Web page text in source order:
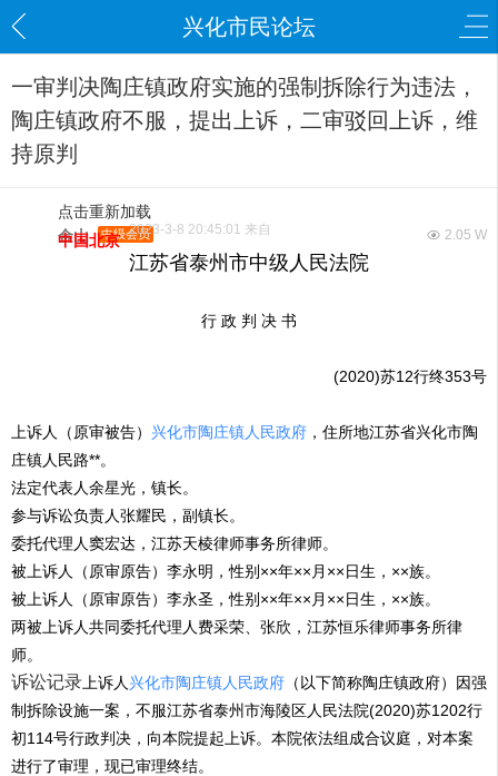
兴化市民论坛
一审判决陶庄镇政府实施的强制拆除行为违法，
陶庄镇政府不服，提出上诉，二审驳回上诉，维
持原判
点击重新加载
2.05 W
金山 中级会员2023-3-8 20:45:01 来自
中国北京
江苏省泰州市中级人民法院
行 政 判 决 书
(2020)苏12行终353号
上诉人（原审被告） 兴化市陶庄镇人民政府 ，住所地江苏省兴化市陶
庄镇人民路**。
法定代表人余星光，镇长。
参与诉讼负责人张耀民，副镇长。
委托代理人窦宏达，江苏天棱律师事务所律师。
被上诉人（原审原告）李永明，性别××年××月××日生，××族。
被上诉人（原审原告）李永圣，性别××年××月××日生，××族。
两被上诉人共同委托代理人费采荣、张欣，江苏恒乐律师事务所律
师。
诉讼记录 上诉人 兴化市陶庄镇人民政府 （以下简称陶庄镇政府）因强
制拆除设施一案，不服江苏省泰州市海陵区人民法院(2020)苏1202行
初114号行政判决，向本院提起上诉。本院依法组成合议庭，对本案
进行了审理，现已审理终结。